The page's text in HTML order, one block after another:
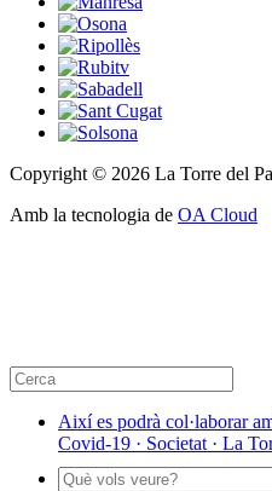
Copyright © 2026 La Torre del
Amb la tecnologia de OA Cloud
Així es podrà col·laborar
Covid-19 · Societat · La